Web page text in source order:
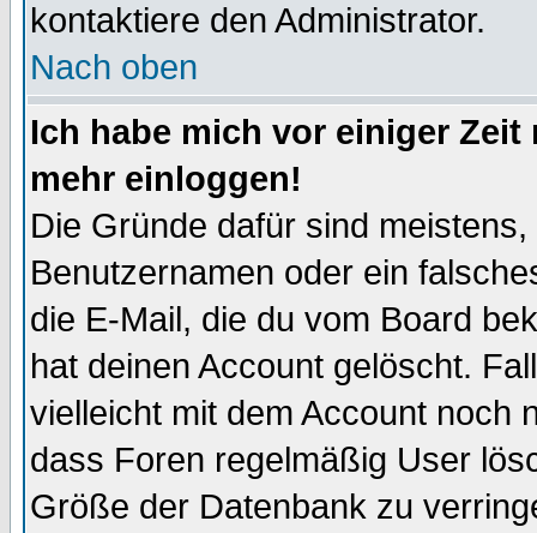
kontaktiere den Administrator.
Nach oben
Ich habe mich vor einiger
mehr einloggen!
Die Gründe dafür sind
Benutzernamen oder ein
die E-Mail, die du vom Board
hat deinen Account gelöscht.
vielleicht mit dem Account noch
dass Foren regelmäßig User
Größe der Datenbank zu